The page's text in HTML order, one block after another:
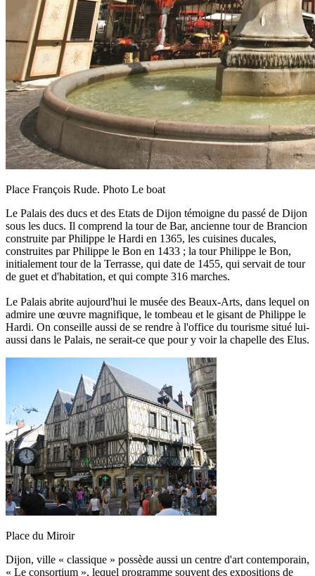
Place François Rude. Photo Le boat
Le Palais des ducs et des Etats de Dijon témoigne du passé de Dijon
sous les ducs. Il comprend la tour de Bar, ancienne tour de Brancion
construite par Philippe le Hardi en 1365, les cuisines ducales,
construites par Philippe le Bon en 1433 ; la tour Philippe le Bon,
initialement tour de la Terrasse, qui date de 1455, qui servait de tour
de guet et d'habitation, et qui compte 316 marches.
Le Palais abrite aujourd'hui le musée des Beaux-Arts, dans lequel on
admire une œuvre magnifique, le tombeau et le gisant de Philippe le
Hardi. On conseille aussi de se rendre à l'office du tourisme situé lui-
aussi dans le Palais, ne serait-ce que pour y voir la chapelle des Elus.
Place du Miroir
Dijon, ville « classique » possède aussi un centre d'art contemporain,
« Le consortium », lequel programme souvent des expositions de